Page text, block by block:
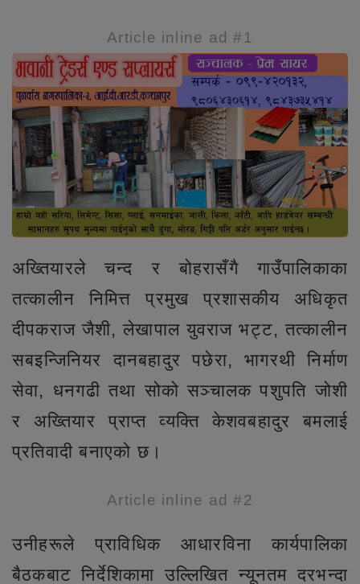
Article inline ad #1
अख्तियारले चन्द र बोहरासँगै गाउँपालिकाका
तत्कालीन निमित्त प्रमुख प्रशासकीय अधिकृत
दीपकराज जैशी, लेखापाल युवराज भट्ट, तत्कालीन
सबइन्जिनियर दानबहादुर पछेरा, भागरथी निर्माण
सेवा, धनगढी तथा सोको सञ्चालक पशुपति जोशी
र अख्तियार प्राप्त व्यक्ति केशवबहादुर बमलाई
प्रतिवादी बनाएको छ।
Article inline ad #2
उनीहरूले प्राविधिक आधारविना कार्यपालिका
बैठकबाट निर्देशिकामा उल्लिखित न्यूनतम दरभन्दा